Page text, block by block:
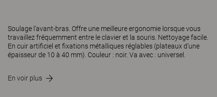
Soulage l'avant-bras. Offre une meilleure ergonomie lorsque vous
travaillez fréquemment entre le clavier et la souris. Nettoyage facile.
En cuir artificiel et fixations métalliques réglables (plateaux d'une
épaisseur de 10 à 40 mm). Couleur : noir. Va avec : universel.
En voir plus